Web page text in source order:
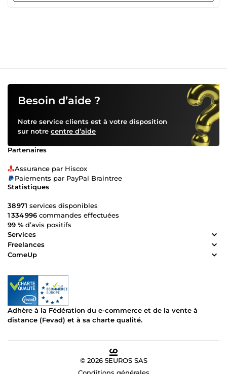
Besoin d’aide ?
Notre service clients est à votre disposition
sur notre centre d’aide
Partenaires
Assurance par Hiscox
Paiements par PayPal Braintree
Statistiques
38 971 services disponibles
1 334 996 commandes effectuées
99 % d’avis positifs
Services
Freelances
ComeUp
Adhère à la Fédération du e-commerce et de la vente à
distance (Fevad) et à sa charte qualité.
© 2026 5EUROS SAS